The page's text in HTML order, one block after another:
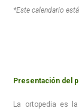
*Este calendario
Presentación del
La ortopedia es